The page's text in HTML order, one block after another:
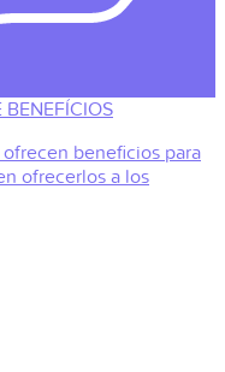
BENEFÍCIOS
ofrecen beneficios para
ofrecerlos a los